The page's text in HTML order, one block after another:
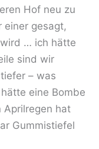
Hof neu zu
einer gesagt,
… ich hätte
sind wir
– was
eine Bombe
Aprilregen hat
Gummistiefel